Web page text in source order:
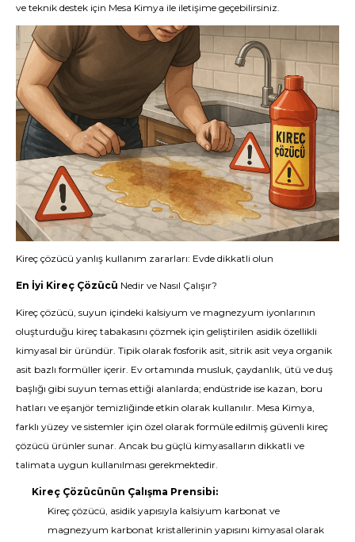
ve teknik destek için Mesa Kimya ile iletişime geçebilirsiniz.
Kireç çözücü yanlış kullanım zararları: Evde dikkatli olun
En İyi Kireç Çözücü Nedir ve Nasıl Çalışır?
Kireç çözücü, suyun içindeki kalsiyum ve magnezyum iyonlarının
oluşturduğu kireç tabakasını çözmek için geliştirilen asidik özellikli
kimyasal bir üründür. Tipik olarak fosforik asit, sitrik asit veya organik
asit bazlı formüller içerir. Ev ortamında musluk, çaydanlık, ütü ve duş
başlığı gibi suyun temas ettiği alanlarda; endüstride ise kazan, boru
hatları ve eşanjör temizliğinde etkin olarak kullanılır. Mesa Kimya,
farklı yüzey ve sistemler için özel olarak formüle edilmiş güvenli kireç
çözücü ürünler sunar. Ancak bu güçlü kimyasalların dikkatli ve
talimata uygun kullanılması gerekmektedir.
Kireç Çözücünün Çalışma Prensibi:
Kireç çözücü, asidik yapısıyla kalsiyum karbonat ve
magnezyum karbonat kristallerinin yapısını kimyasal olarak